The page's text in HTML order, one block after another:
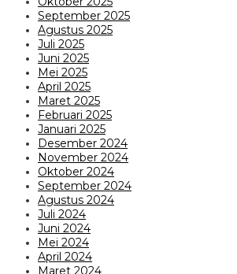
September 2025
Agustus 2025
Juli 2025
Juni 2025
Mei 2025
April 2025
Maret 2025
Februari 2025
Januari 2025
Desember 2024
November 2024
Oktober 2024
September 2024
Agustus 2024
Juli 2024
Juni 2024
Mei 2024
April 2024
Maret 2024